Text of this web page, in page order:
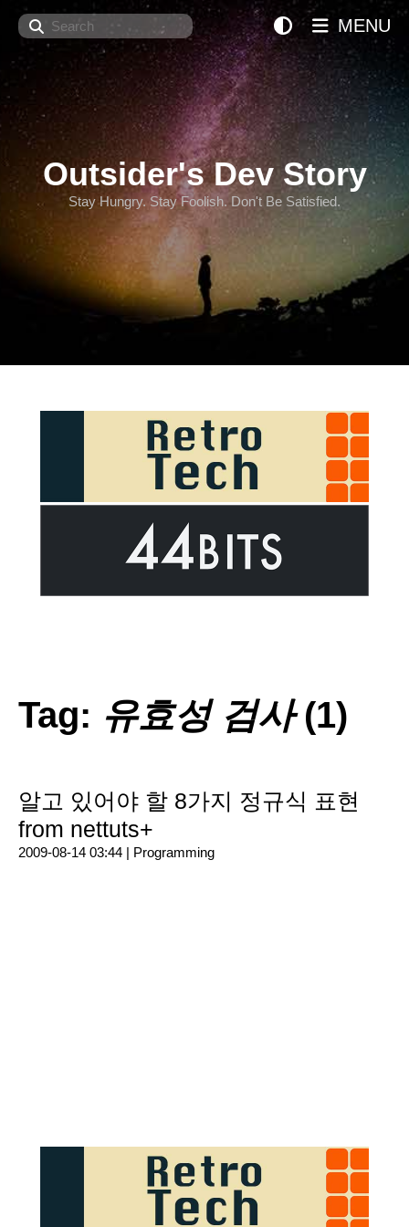
Search
Outsider's Dev Story
Stay Hungry. Stay Foolish. Don't Be Satisfied.
MENU
Tag: 유효성 검사(1)
알고 있어야 할 8가지 정규식 표현
from nettuts+
2009-08-14 03:44 | Programming